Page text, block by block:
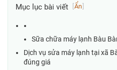
Mục lục bài viết Ẩn
Sữa chữa máy lạnh Bàu
Dịch vụ sửa máy lạnh tại xã
đúng giá